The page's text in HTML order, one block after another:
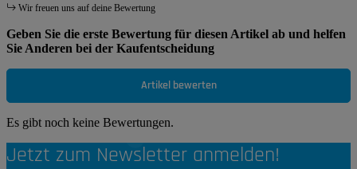
Wir freuen uns auf deine Bewertung
Geben Sie die erste Bewertung für diesen Artikel ab und helfen
Sie Anderen bei der Kaufentscheidung
Artikel bewerten
Es gibt noch keine Bewertungen.
Jetzt zum Newsletter anmelden!